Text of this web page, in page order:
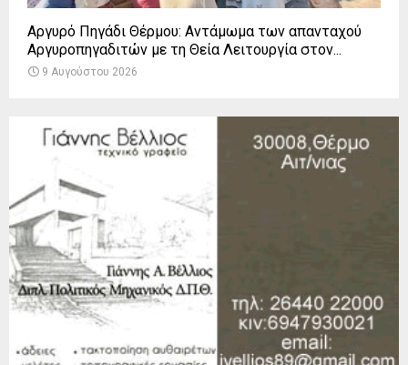
Αργυρό Πηγάδι Θέρμου: Αντάμωμα των απανταχού
Αργυροπηγαδιτών με τη Θεία Λειτουργία στον...
9 Αυγούστου 2026